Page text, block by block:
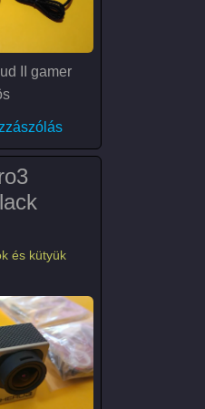
II gamer
Cloud II Headset)
és kütyük